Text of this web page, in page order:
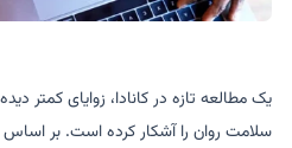
یک مطالعه تازه در کانادا، زوایای کمتر
سلامت روان را آشکار کرده است. بر